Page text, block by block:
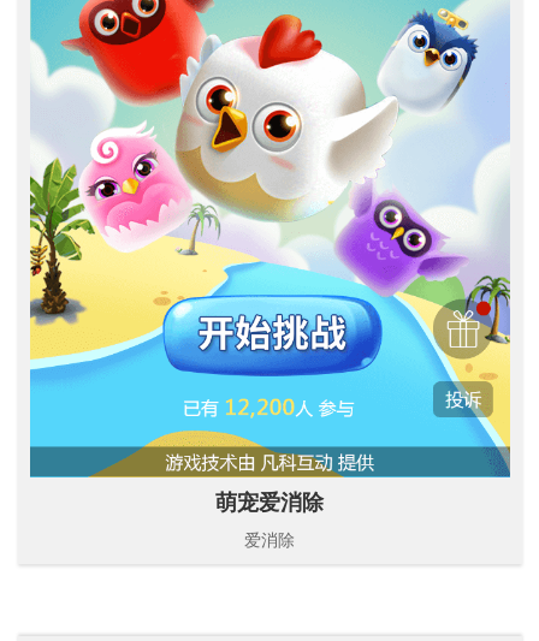
萌宠爱消除
爱消除